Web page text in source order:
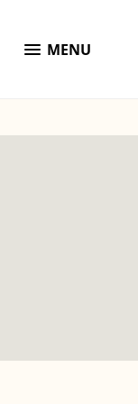
menu MENU